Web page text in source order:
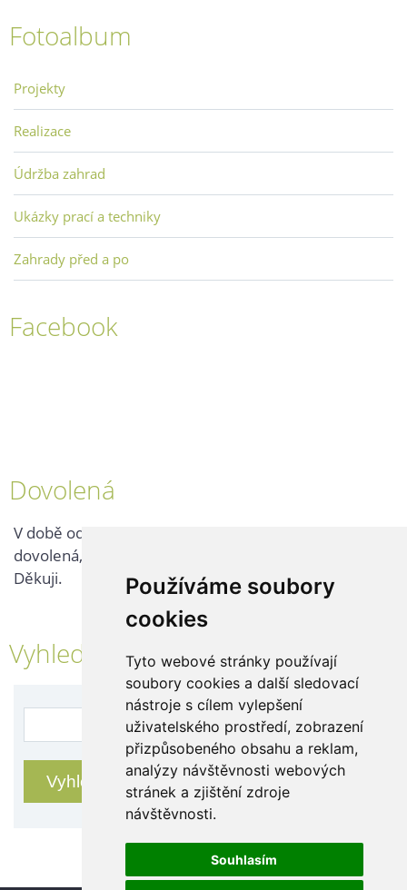
Používáme soubory
cookies
Tyto webové stránky používají
soubory cookies a další sledovací
nástroje s cílem vylepšení
uživatelského prostředí, zobrazení
přizpůsobeného obsahu a reklam,
analýzy návštěvnosti webových
stránek a zjištění zdroje
návštěvnosti.
Souhlasím
Fotoalbum
Projekty
Realizace
Údržba zahrad
Ukázky prací a techniky
Zahrady před a po
Facebook
Dovolená
V době od 25. 7. - 2. 8. 2026 probíhá v naší firmě
dovolená, kontaktujte nás až po jejím ukončení.
Děkuji.
Vyhledávání